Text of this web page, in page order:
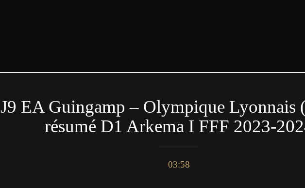
J9 EA Guingamp – Olympique Lyonnais
résumé D1 Arkema I FFF 2023-
03:58